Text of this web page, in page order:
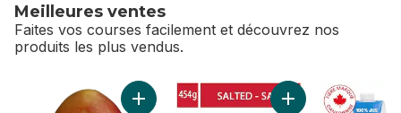
Meilleures ventes
Faites vos courses facilement et découvrez nos
produits les plus vendus.
sauter Meilleures ventes
Ajouter Mangues rouges au panier
Ajouter Beurre